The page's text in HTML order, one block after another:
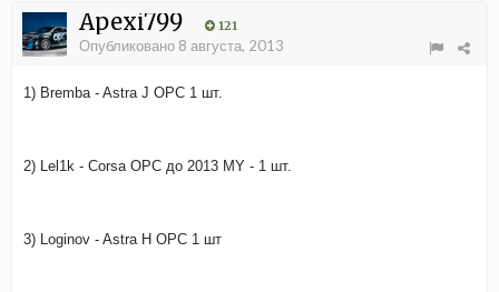
Apexi799 121
Опубликовано 8 августа, 2013
1) Bremba - Astra J OPC 1 шт.
2) Lel1k - Corsa OPC до 2013 MY - 1 шт.
3) Loginov - Astra H OPC 1 шт